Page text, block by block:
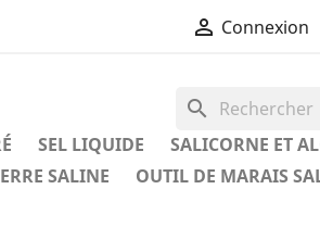
 Connexion
search
SEL LIQUIDE
SALICORNE ET
SALINE OUTIL DE MARAIS